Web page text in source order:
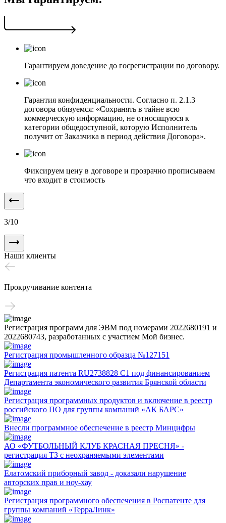
Гарантируем доведение до госрегистрации по договору.
Гарантия конфиденциальности. Согласно п. 2.1.3
договора обязуемся: «Сохранять в тайне всю
коммерческую информацию, не относящуюся к
категории общедоступной, которую Исполнитель
получит от Заказчика в период действия Договора».
Фиксируем цену в договоре и прозрачно прописываем
что входит в стоимость
3/10
Наши клиенты
Прокручивание контента
Регистрация программ для ЭВМ под номерами 2022680191 и
2022680743, разработанных с участием Мой бизнес.
Регистрация промышленного образца №127151
Регистрация патента RU2738828 C1 под финансированием
Департамента экономического развития Брянской области
Регистрация программных продуктов и включение в реестр
российского ПО для группы компаний «АК БАРС»
Внесли программное обеспечение в реестр Минцифры
АО «ФУТБОЛЬНЫЙ КЛУБ КРАСНАЯ ПРЕСНЯ» -
регистрация ТЗ с неохраняемыми элементами
Елатомский приборный завод - доказали нарушение
авторских прав и ноу-хау
Регистрация программного обеспечения в Роспатенте для
группы компаний «ТерраЛинк»